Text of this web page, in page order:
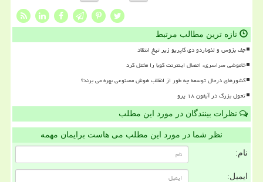
تازه ترین مطالب مرتبط
جف بزوس و لئوناردو دی کاپریو زیر تیغ انتقاد
خاموشی سراسری، اتصال اینترنت کوبا را مختل کرد
کشورهای درحال توسعه چه طور از انقلاب هوش مصنوعی بهره می برند؟
تحول بزرگ در آیفون ۱۸ پرو
نظرات بینندگان در مورد این مطلب
نظر شما در مورد این مطلب می هاست برایمان مهمه
نام:
ایمیل: